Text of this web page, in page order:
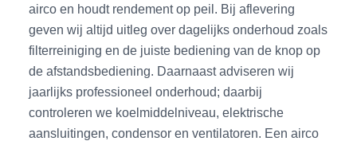
airco en houdt rendement op peil. Bij aflevering
geven wij altijd uitleg over dagelijks onderhoud zoals
filterreiniging en de juiste bediening van de knop op
de afstandsbediening. Daarnaast adviseren wij
jaarlijks professioneel onderhoud; daarbij
controleren we koelmiddelniveau, elektrische
aansluitingen, condensor en ventilatoren. Een airco